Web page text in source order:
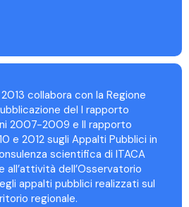
collabora con la Regione
del I rapporto
2007-2009 e II rapporto
e 2012 sugli Appalti Pubblici in
scientifica di ITACA
all’attività dell’Osservatorio
appalti pubblici realizzati sul
regionale.